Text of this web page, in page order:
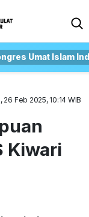
Umat Islam
26 Feb 2025, 10:14 WIB
Kiwari